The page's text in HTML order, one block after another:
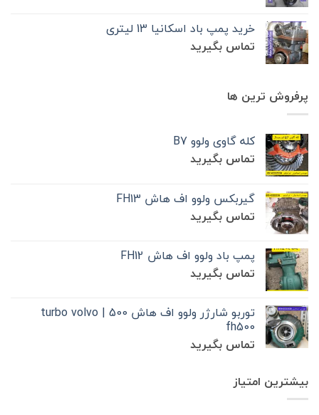
خرید پمپ باد اسکانیا 13 لیتری
تماس بگیرید
پرفروش ترین ها
کله گاوی ولوو B7
تماس بگیرید
گیربکس ولوو اف هاش FH13
تماس بگیرید
پمپ باد ولوو اف هاش FH12
تماس بگیرید
توربو شارژر ولوو اف هاش 500 | turbo volvo
fh500
تماس بگیرید
بیشترین امتیاز